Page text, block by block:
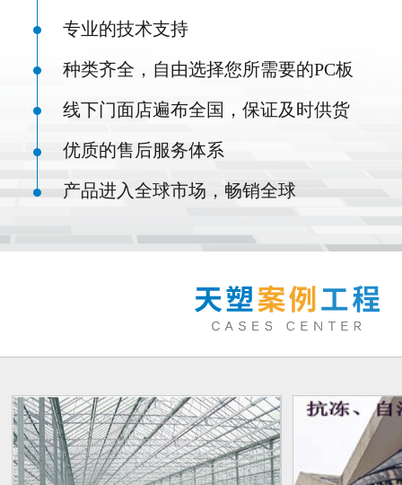
专业的技术支持
种类齐全，自由选择您所需要的PC板
线下门面店遍布全国，保证及时供货
优质的售后服务体系
产品进入全球市场，畅销全球